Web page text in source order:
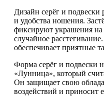
Дизайн серёг и подвески
и удобства ношения.
фиксируют украшения
случайное
обеспечивает приятные
Форма серёг и подвески
«Лунница», который
Он защищает свою
воздействий и приносит